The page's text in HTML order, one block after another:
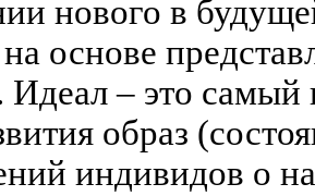
нового в
основе
Идеал – это
образ
индивидов о